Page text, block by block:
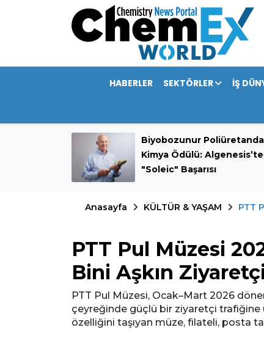
HABERLER SEKTÖRLER İŞ
Biyobozunur Poliüretanda
Kimya Ödülü:
"Soleic" Başarısı
Anasayfa KÜLTÜR & YAŞAM PTT
PTT Pul Müzesi
Bini Aşkın
PTT Pul Müzesi, Ocak–Mart 2026
çeyreğinde güçlü bir ziyaretçi trafiğine
özelliğini taşıyan müze, filateli, posta